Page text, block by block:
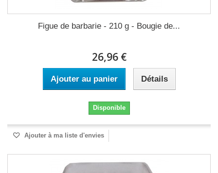
Figue de barbarie - 210 g - Bougie de...
26,96 €
Ajouter au panier Détails
Disponible
Ajouter à ma liste d'envies